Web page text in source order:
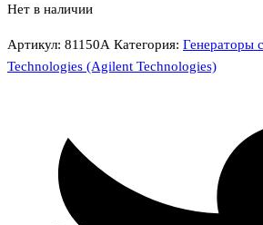
Нет в наличии
Артикул: 81150А Категория: Генераторы
Technologies (Agilent Technologies)